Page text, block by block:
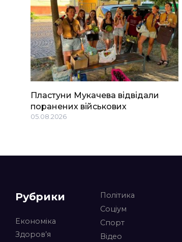
Пластуни Мукачева відвідали
поранених військових
05.08.2026
Рубрики
Економіка
Здоров’я
Політика
Соціум
Спорт
Відео